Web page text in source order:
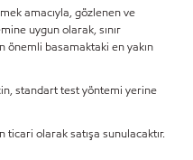
amacıyla, gözlenen ve
uygun olarak, sınır
önemli basamaktaki en yakın
standart test yöntemi yerine
ticari olarak satışa sunulacaktır.